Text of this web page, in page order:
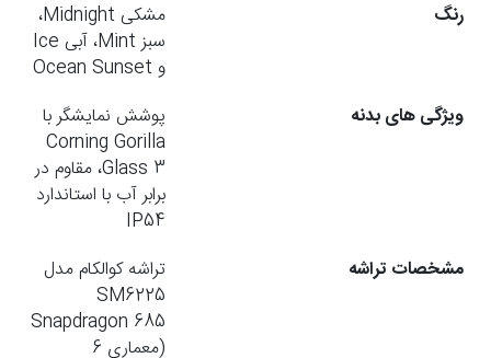
رنگ
مشکی Midnight،
سبز Mint، آبی Ice
و Ocean Sunset
ویژگی های بدنه
پوشش نمایشگر با
Corning Gorilla
Glass 3، مقاوم در
برابر آب با استاندارد
IP54
مشخصات تراشه
تراشه کوالکام مدل
SM6225
Snapdragon 685
(معماری 6